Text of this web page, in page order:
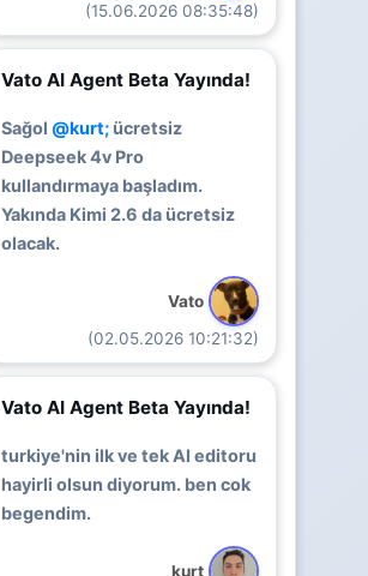
(15.06.2026 08:35:48)
Vato AI Agent Beta Yayında!
Sağol@kurt; ücretsiz
Deepseek 4v Pro
kullandırmaya başladım.
Yakında Kimi 2.6 da ücretsiz
olacak.
Vato
(02.05.2026 10:21:32)
Vato AI Agent Beta Yayında!
turkiye'nin ilk ve tek AI editoru
hayirli olsun diyorum. ben cok
begendim.
kurt